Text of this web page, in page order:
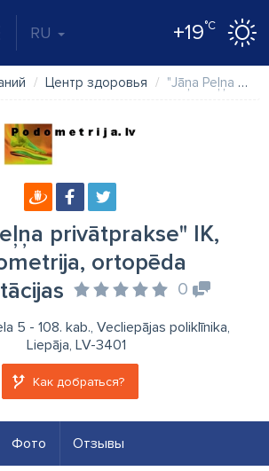
RU +19°C
Центр здоровья "Jāņa Peļņa privātprakse" IK, podometrija, ortopēda konsultācijas
privātprakse" IK,
ortopēda
0
5 - 108. kab., Vecliepājas poliklīnika,
Liepāja, LV-3401
Как добраться?
Фото Отзывы